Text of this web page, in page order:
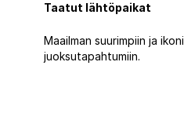
Taatut lähtöpaikat
Maailman suurimpiin ja
juoksutapahtumiin.